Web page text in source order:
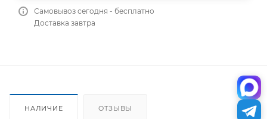
Самовывоз сегодня - бесплатно
Доставка завтра
НАЛИЧИЕ ОТЗЫВЫ